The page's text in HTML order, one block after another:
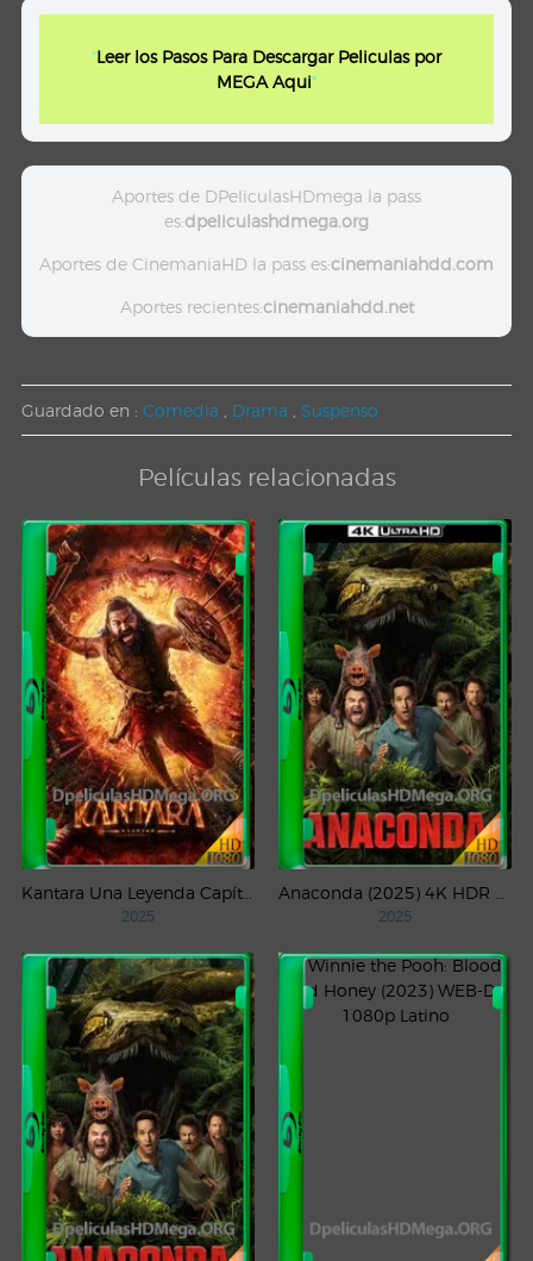
"Leer los Pasos Para Descargar Peliculas por
MEGA Aqui"
Aportes de DPeliculasHDmega la pass
es:dpeliculashdmega.org
Aportes de CinemaniaHD la pass es:cinemaniahdd.com
Aportes recientes:cinemaniahdd.net
Guardado en : Comedia Drama Suspenso
Películas relacionadas
2025 2025